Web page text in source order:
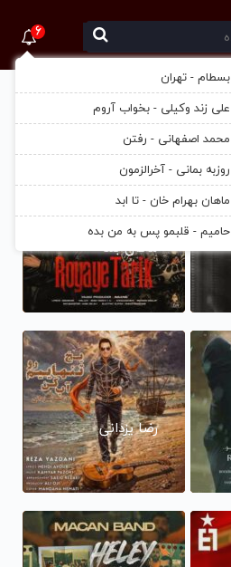
بسطام - تهران
علی زند وکیلی - بخواب آروم
محمد اصفهانی - رفتن
روزبه بمانی - آخرالزمون
ماهان بهرام خان - تا ابد
حامیم - قلبمو پس به من بده
6
ماکان بند
رضا یزدانی